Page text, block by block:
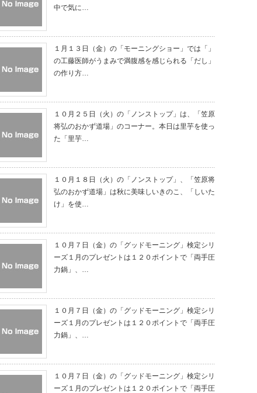
中で気に…
１月１３日（金）の「モーニングショー」では「」
の工藤医師がうまみで満腹感を感じられる「だし」
の作り方…
１０月２５日（火）の「ノンストップ」は、「笠原
将弘のおかず道場」のコーナー。本日は里芋を使っ
た「里芋…
１０月１８日（火）の「ノンストップ」、「笠原将
弘のおかず道場」は秋に美味しいきのこ、「しいた
け」を使…
１０月７日（金）の「グッドモーニング」検定シリ
ーズ１月のプレゼントは１２０ポイントで「両手圧
力鍋」、…
１０月７日（金）の「グッドモーニング」検定シリ
ーズ１月のプレゼントは１２０ポイントで「両手圧
力鍋」、…
１０月７日（金）の「グッドモーニング」検定シリ
ーズ１月のプレゼントは１２０ポイントで「両手圧